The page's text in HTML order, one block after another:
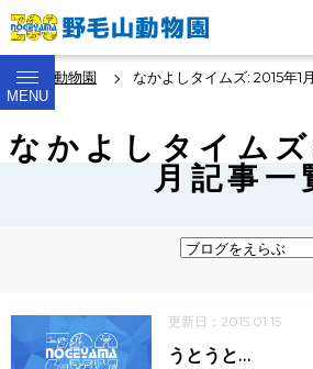
MENU
野毛山動物園 なかよしタイムズ: 2015年1月
なかよしタイム
月記事一
更新日：2015.01.15
うとうと…